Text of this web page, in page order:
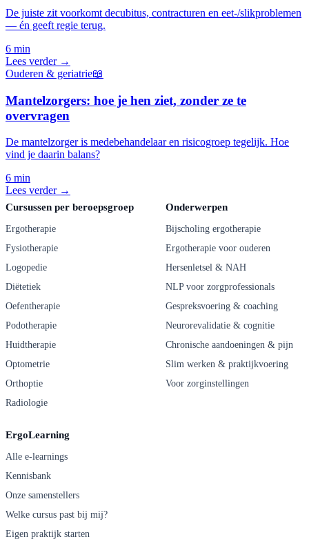
De juiste zit voorkomt decubitus, contracturen en eet-/slikproblemen
— én geeft regie terug.
6 min
Lees verder →
Ouderen & geriatrie📖
Mantelzorgers: hoe je hen ziet, zonder ze te
overvragen
De mantelzorger is medebehandelaar en risicogroep tegelijk. Hoe
vind je daarin balans?
6 min
Lees verder →
Cursussen per beroepsgroep
Ergotherapie
Fysiotherapie
Logopedie
Diëtetiek
Oefentherapie
Podotherapie
Huidtherapie
Optometrie
Orthoptie
Radiologie
Onderwerpen
Bijscholing ergotherapie
Ergotherapie voor ouderen
Hersenletsel & NAH
NLP voor zorgprofessionals
Gespreksvoering & coaching
Neurorevalidatie & cognitie
Chronische aandoeningen & pijn
Slim werken & praktijkvoering
Voor zorginstellingen
ErgoLearning
Alle e-learnings
Kennisbank
Onze samenstellers
Welke cursus past bij mij?
Eigen praktijk starten